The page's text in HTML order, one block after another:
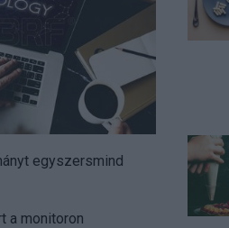
egyszersmind
a monitoron